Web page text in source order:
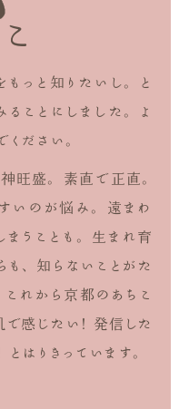
っと知りたいし。
と
ことにしました。
よ
ください。
旺盛。
素直で正直。
いのが悩み。
遠まわ
うことも。
生まれ育
、
知らないことがた
これから京都のあちこ
で感じたい！ 発信した
とはりきっています。